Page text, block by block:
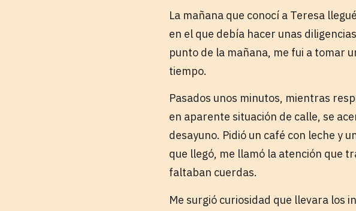
La mañana que conocí a Teresa
en el que debía hacer unas
punto de la mañana, me fui a tomar
tiempo.
Pasados unos minutos, mientras
en aparente situación de calle, se
desayuno. Pidió un café con leche y
que llegó, me llamó la atención que
faltaban cuerdas.
Me surgió curiosidad que llevara los